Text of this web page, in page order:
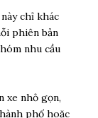
chỉ khác
phiên bản
nhu cầu
xe nhỏ gọn,
phố hoặc